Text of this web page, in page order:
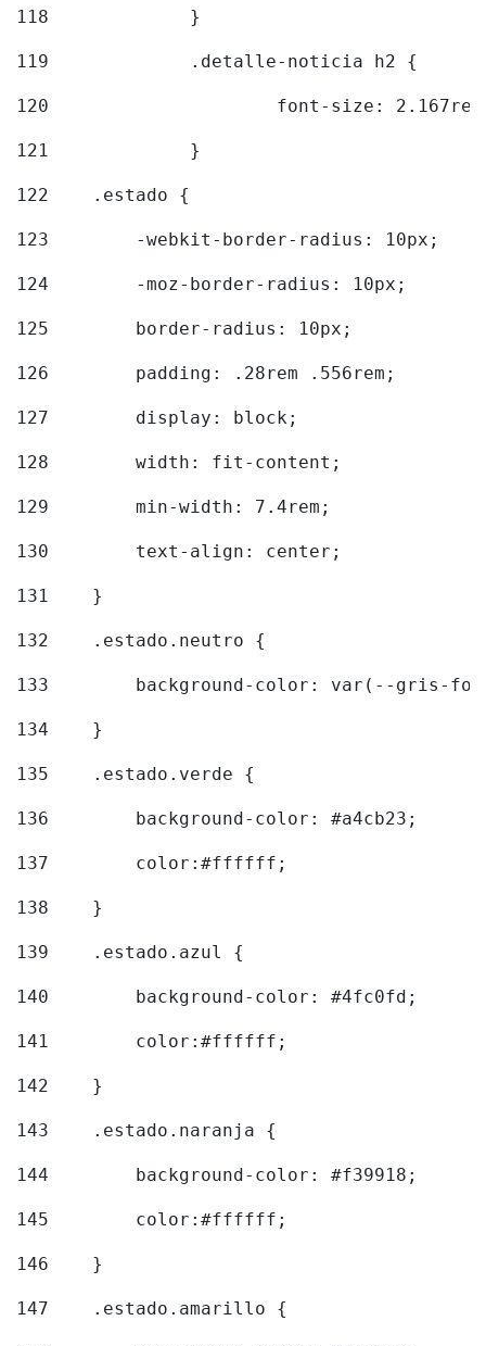
118
		}
119
		.detalle-noticia h2 {
120
font-size:
121
122
    .estado {
123
        -webkit-border-radius: 10px;
124
        -moz-border-radius: 10px;
125
        border-radius: 10px;
126
        padding: .28rem .556rem;
127
        display: block;
128
        width: fit-content;
129
        min-width: 7.4rem;
130
        text-align: center;
131
    }
132
    .estado.neutro {
133
background-color: var(--gris-
134
    }
135
    .estado.verde {
136
        background-color: #a4cb23;
137
        color:#ffffff;
138
    }
139
    .estado.azul {
140
        background-color: #4fc0fd;
141
        color:#ffffff;
142
    }
143
    .estado.naranja {
144
        background-color: #f39918;
145
        color:#ffffff;
146
    }
147
    .estado.amarillo {